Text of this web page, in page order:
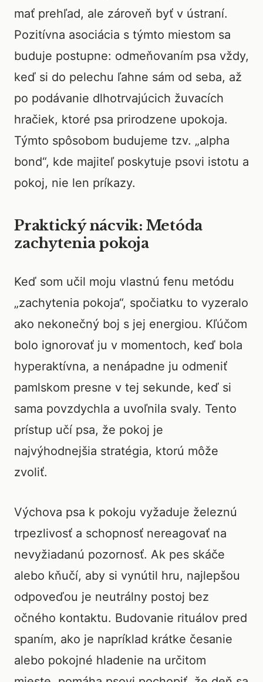
mať prehľad, ale zároveň byť v ústraní.
Pozitívna asociácia s týmto miestom sa
buduje postupne: odmeňovaním psa vždy,
keď si do pelechu ľahne sám od seba, až
po podávanie dlhotrvajúcich žuvacích
hračiek, ktoré psa prirodzene upokoja.
Týmto spôsobom budujeme tzv. „alpha
bond“, kde majiteľ poskytuje psovi istotu a
pokoj, nie len príkazy.
Praktický nácvik: Metóda
zachytenia pokoja
Keď som učil moju vlastnú fenu metódu
„zachytenia pokoja“, spočiatku to vyzeralo
ako nekonečný boj s jej energiou. Kľúčom
bolo ignorovať ju v momentoch, keď bola
hyperaktívna, a nenápadne ju odmeniť
pamlskom presne v tej sekunde, keď si
sama povzdychla a uvoľnila svaly. Tento
prístup učí psa, že pokoj je
najvýhodnejšia stratégia, ktorú môže
zvoliť.
Výchova psa k pokoju vyžaduje železnú
trpezlivosť a schopnosť nereagovať na
nevyžiadanú pozornosť. Ak pes skáče
alebo kňučí, aby si vynútil hru, najlepšou
odpoveďou je neutrálny postoj bez
očného kontaktu. Budovanie rituálov pred
spaním, ako je napríklad krátke česanie
alebo pokojné hladenie na určitom